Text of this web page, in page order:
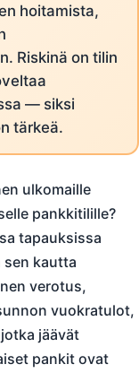
hoitamista,
Riskinä on tilin
— siksi
tärkeä.
ulkomaille
pankkitilille?
tapauksissa
sen kautta
verotus,
vuokratulot,
jäävät
pankit ovat